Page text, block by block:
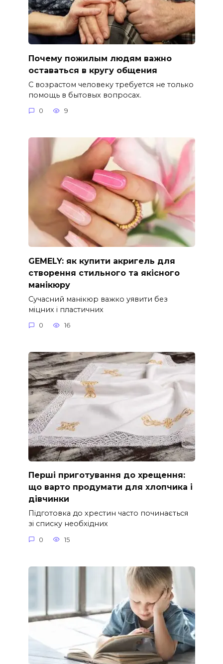
Почему пожилым людям важно
оставаться в кругу общения
С возрастом человеку требуется не только
помощь в бытовых вопросах.
0 9
GEMELY: як купити акригель для
створення стильного та якісного
манікюру
Сучасний манікюр важко уявити без
міцних і пластичних
0 16
Перші приготування до хрещення:
що варто продумати для хлопчика і
дівчинки
Підготовка до хрестин часто починається
зі списку необхідних
0 15